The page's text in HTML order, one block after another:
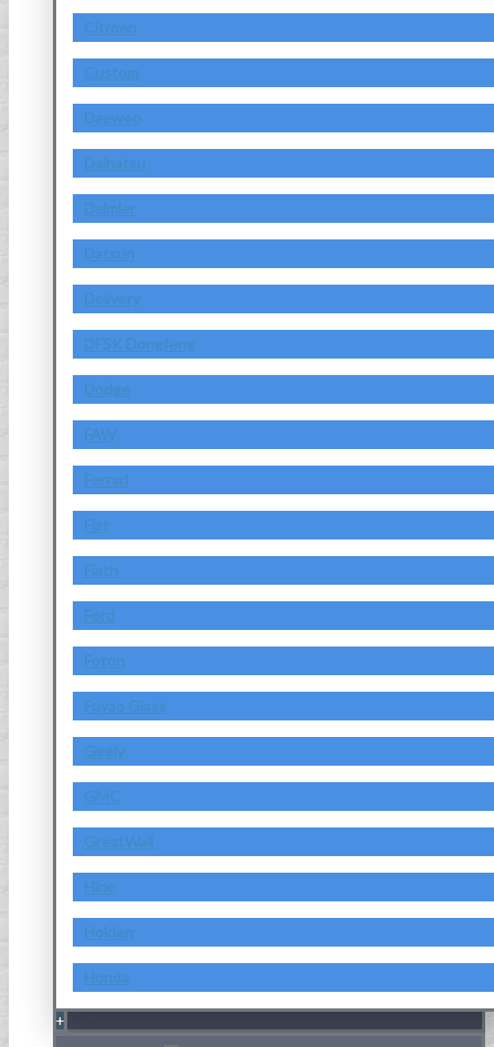
Citroen
Custom
Daewoo
Daihatsu
Daimler
Datsun
Delivery
DFSK Dongfeng
Dodge
FAW
Ferrari
Fiat
Fiath
Ford
Foton
Fuyao Glass
Geely
GMC
GreatWall
Hino
Holden
Honda
+